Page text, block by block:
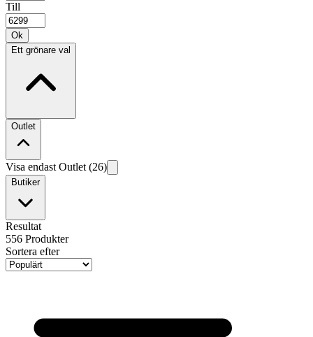
Till
Ok
Ett grönare val
Outlet
Visa endast Outlet (26)
Butiker
Resultat
556 Produkter
Sortera efter